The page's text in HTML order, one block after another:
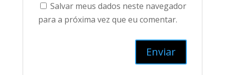
Salvar meus dados neste navegador
para a próxima vez que eu comentar.